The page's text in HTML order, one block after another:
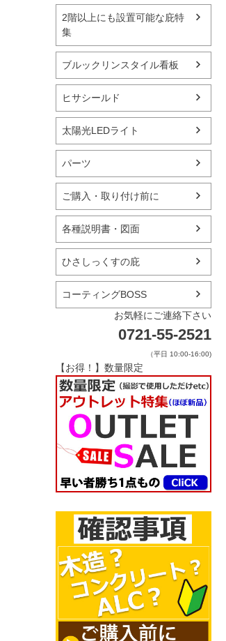
2階以上にも設置可能な庇特
集
ブルックリンスタイル看板
ヒサシールド
太陽光LEDライト
パーツ
ご購入・取り付け前に
各種説明書・図面
ひさしっくすの庇
コーティングBOSS
お気軽にご連絡下さい
0721-55-2521
（平日 10:00-16:00)
【お得！】数量限定